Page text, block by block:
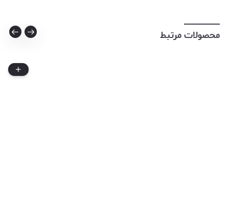
محصولات مرتبط